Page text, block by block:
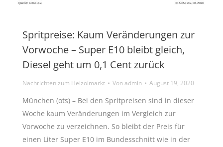
Spritpreise: Kaum Veränderungen zur
Vorwoche – Super E10 bleibt gleich,
Diesel geht um 0,1 Cent zurück
Nachrichten zum Heizölmarkt Vonadmin August 19, 2020
München (ots) – Bei den Spritpreisen sind in dieser
Woche kaum Veränderungen im Vergleich zur
Vorwoche zu verzeichnen. So bleibt der Preis für
einen Liter Super E10 im Bundesschnitt wie in der